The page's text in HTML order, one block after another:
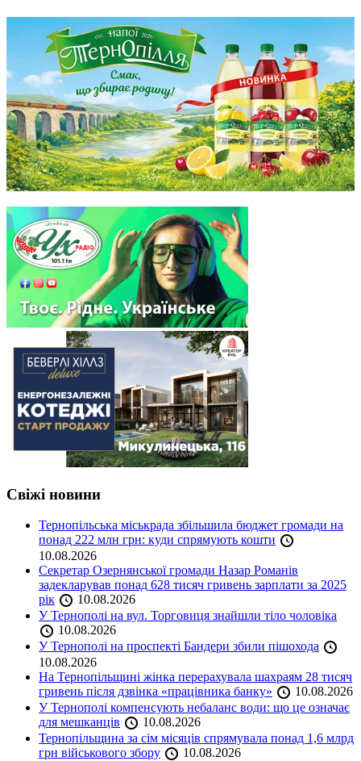
Свіжі новини
Тернопільська міськрада збільшила бюджет громади на
понад 222 млн грн: куди спрямують кошти
10.08.2026
Секретар Озернянської громади Назар Романів
задекларував понад 628 тисяч гривень зарплати за 2025
рік
10.08.2026
У Тернополі на вул. Торговиця знайшли тіло чоловіка
10.08.2026
У Тернополі на проспекті Бандери збили пішохода
10.08.2026
На Тернопільщині жінка перерахувала шахраям 28 тисяч
гривень після дзвінка «працівника банку»
10.08.2026
У Тернополі компенсують небаланс води: що це означає
для мешканців
10.08.2026
Тернопільщина за сім місяців спрямувала понад 1,6 млрд
грн військового збору
10.08.2026